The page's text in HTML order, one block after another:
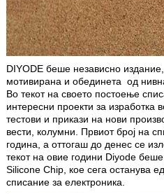
DIYODE беше независно
мотивирана и обединета од
Во текот на своето постоење
интересни проекти за
тестови и прикази на нови
вести, колумни. Првиот број на
година, а оттогаш до денес се
текот на овие години Diyode
Silicone Chip, кое сега останува
списание за електроника.